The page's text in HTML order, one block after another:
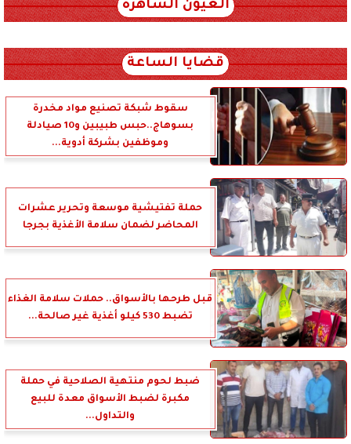
العيون الساهرة
قضايا الساعة
سقوط شبكة تصنيع مواد مخدرة
بسوهاج..حبس طبيبين و10 صيادلة
وموظفين بشركة أدوية...
حملة تفتيشية موسعة وتحرير عشرات
المحاضر لضمان سلامة الأغذية بجرجا
قبل طرحها بالأسواق.. حملات سلامة الغذاء
تضبط 530 كيلو أغذية غير صالحة...
ضبط لحوم منتهية الصلاحية في حملة
مكبرة لضبط الأسواق معدة للبيع
والتداول...